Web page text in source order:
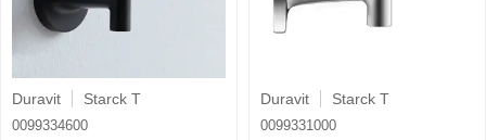
Duravit Starck T
0099334600
Duravit Starck T
0099331000